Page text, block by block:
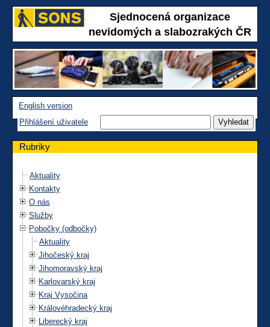
Sjednocená organizace
nevidomých a slabozrakých ČR
English version
Přihlášení uživatele
Rubriky
Aktuality
Kontakty
O nás
Služby
Pobočky (odbočky)
Aktuality
Jihočeský kraj
Jihomoravský kraj
Karlovarský kraj
Kraj Vysočina
Královéhradecký kraj
Liberecký kraj